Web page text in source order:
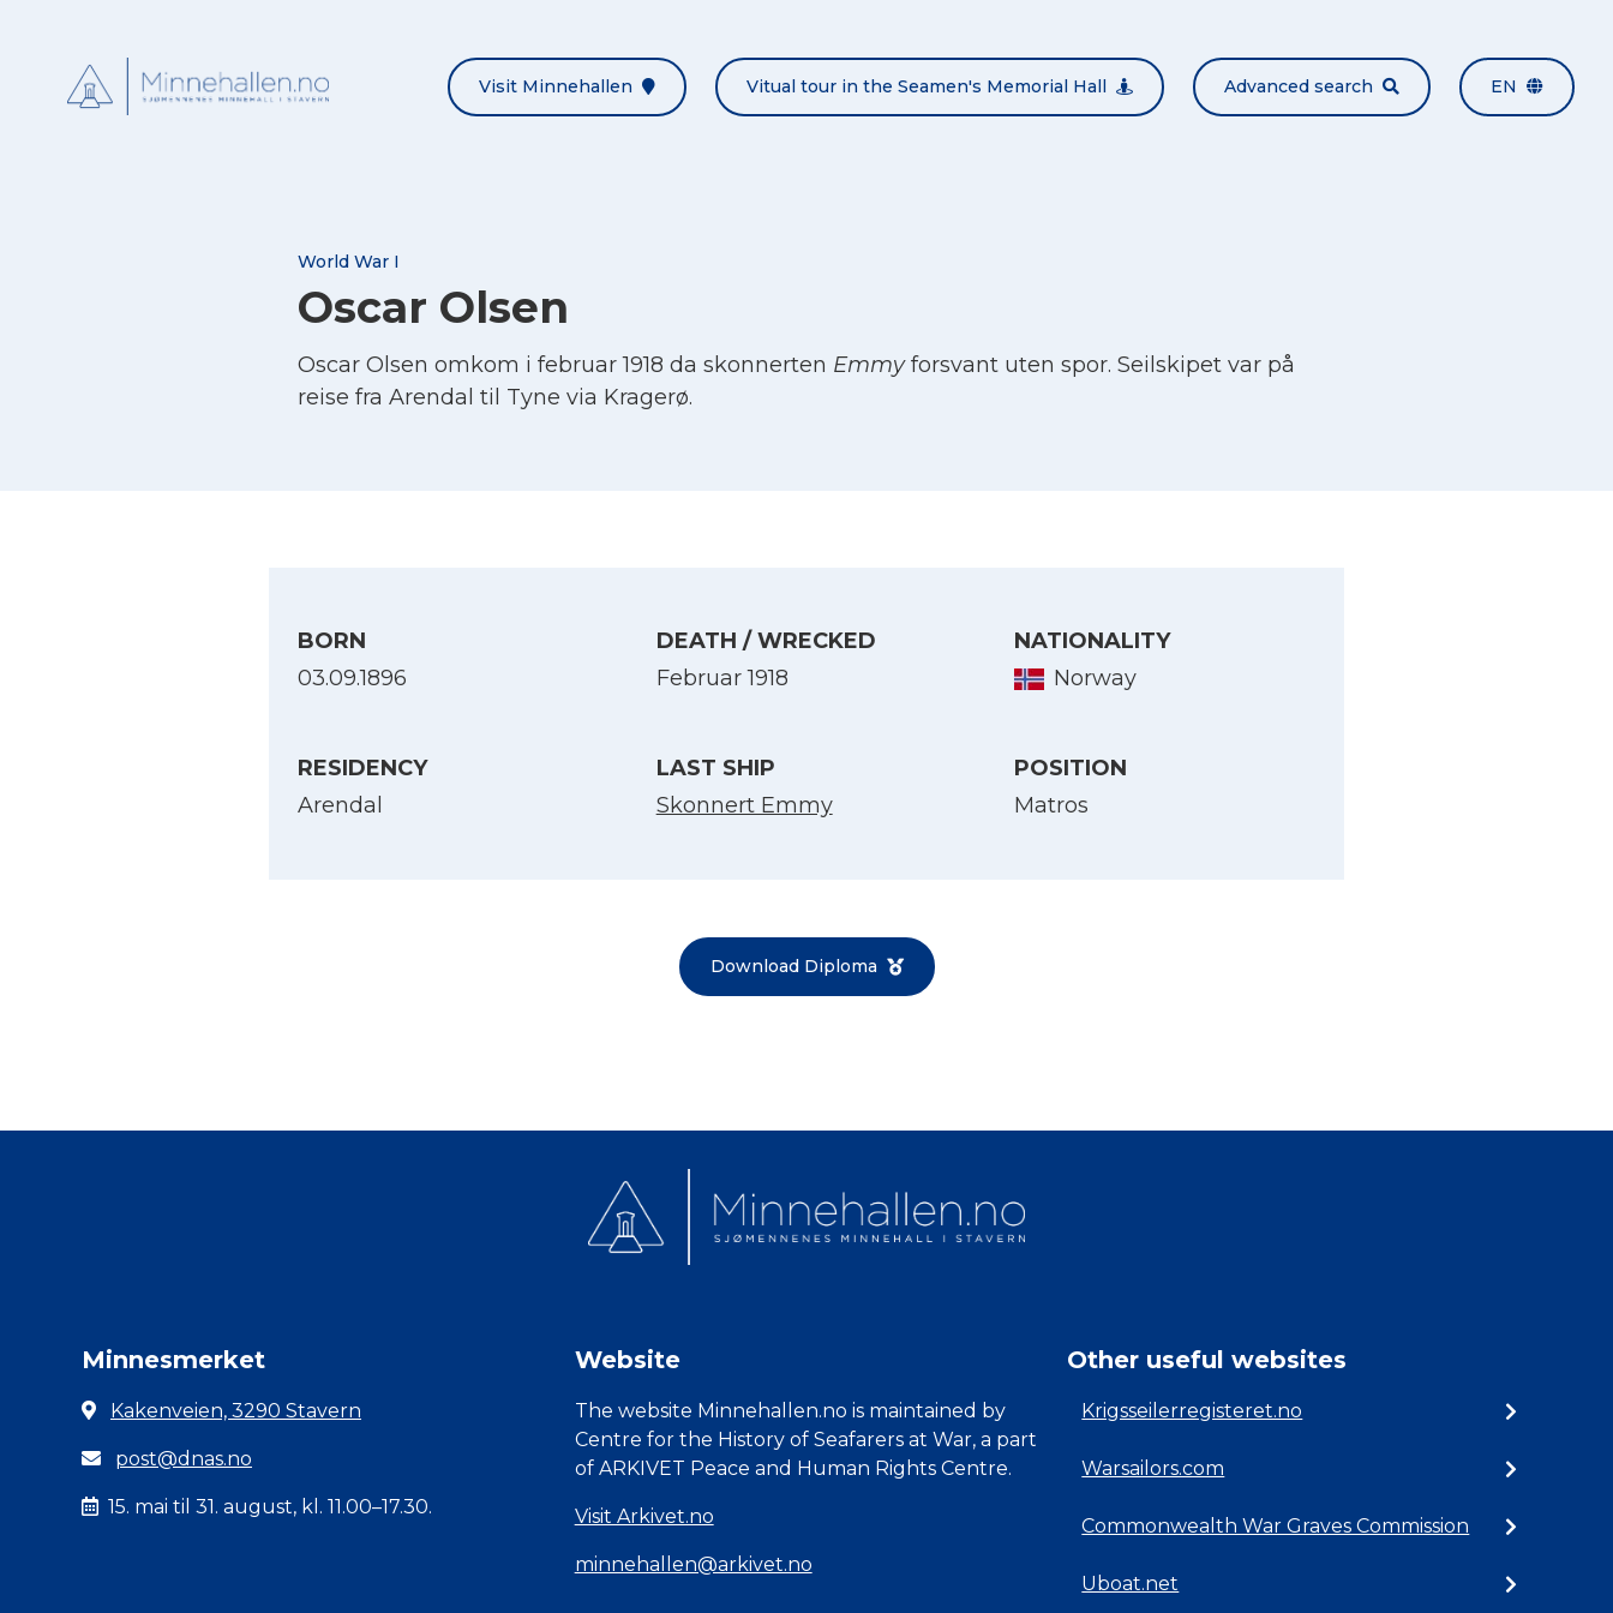
Visit Minnehallen Vitual tour in the Seamen's Memorial Hall Advanced search EN
World War I
Oscar Olsen
Oscar Olsen omkom i februar 1918 da skonnerten Emmyforsvant uten spor. Seilskipet var på
reise fra Arendal til Tyne via Kragerø.
BORN
03.09.1896
DEATH / WRECKED
Februar 1918
NATIONALITY
Norway
RESIDENCY
Arendal
LAST SHIP
Skonnert Emmy
POSITION
Matros
Download Diploma
Minnesmerket
Kakenveien, 3290 Stavern
post@dnas.no
15. mai til 31. august, kl. 11.00–17.30.
Website
The website Minnehallen.no is maintained by
Centre for the History of Seafarers at War, a part
of ARKIVET Peace and Human Rights Centre.
Visit Arkivet.no
minnehallen@arkivet.no
Other useful websites
Krigsseilerregisteret.no
Warsailors.com
Commonwealth War Graves Commission
Uboat.net
Select Language
Norsk bokmål